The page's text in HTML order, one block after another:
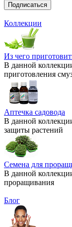
Коллекции
Из чего
В данной
приготовления
Аптечка садовода
В данной
защиты растений
Семена для
В данной
проращивания
Блог